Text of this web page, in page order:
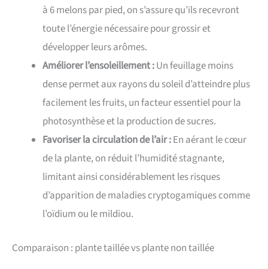
à 6 melons par pied, on s’assure qu’ils recevront
toute l’énergie nécessaire pour grossir et
développer leurs arômes.
Améliorer l’ensoleillement :Un feuillage moins
dense permet aux rayons du soleil d’atteindre plus
facilement les fruits, un facteur essentiel pour la
photosynthèse et la production de sucres.
Favoriser la circulation de l’air :En aérant le cœur
de la plante, on réduit l’humidité stagnante,
limitant ainsi considérablement les risques
d’apparition de maladies cryptogamiques comme
l’oïdium ou le mildiou.
Comparaison : plante taillée vs plante non taillée